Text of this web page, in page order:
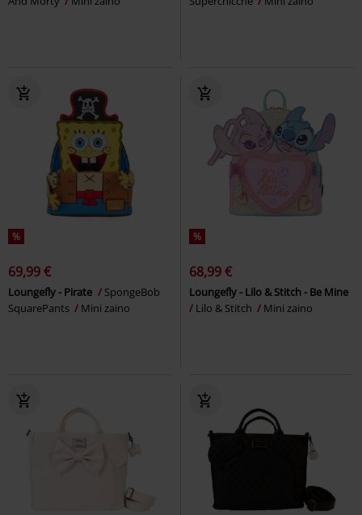
%
69,99 €
Loungefly - Pirate
SpongeBob
SquarePants
Mini zaino
%
68,99 €
Loungefly - Lilo & Stitch - Be Mine
Lilo & Stitch
Mini zaino